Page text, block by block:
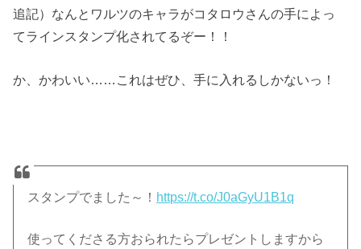
追記）なんとワルツのキャラがコタロウさんの手によっ
てラインスタンプ化されてるぞー！！
か、かわいい……これはぜひ、手に入れるしかないっ！
スタンプでました～！ https://t.co/J0aGyU1B1q
使ってくださる方おられたらプレゼントしますから